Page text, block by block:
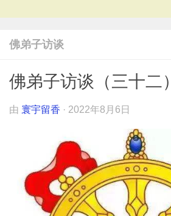
佛弟子访谈
佛弟子访谈（三十二）
由 寰宇留香 · 2022年8月6日